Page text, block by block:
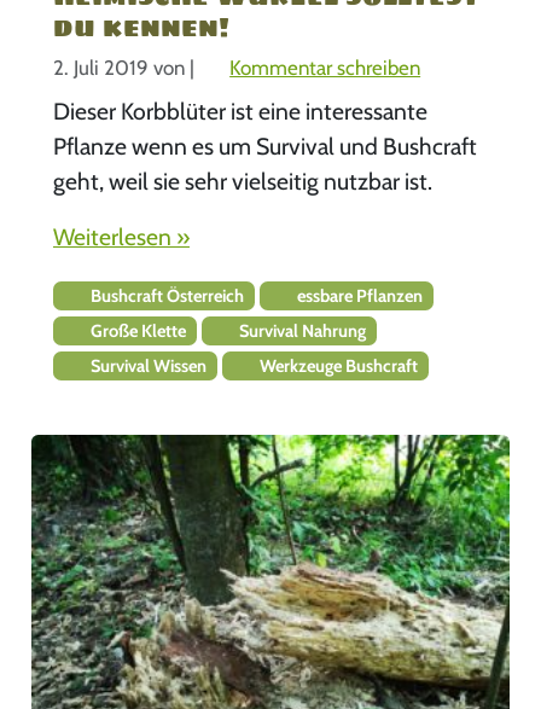
du kennen!
2. Juli 2019 von | Kommentar schreiben
Dieser Korbblüter ist eine interessante
Pflanze wenn es um Survival und Bushcraft
geht, weil sie sehr vielseitig nutzbar ist.
Weiterlesen »
Bushcraft Österreich
essbare Pflanzen
Große Klette
Survival Nahrung
Survival Wissen
Werkzeuge Bushcraft